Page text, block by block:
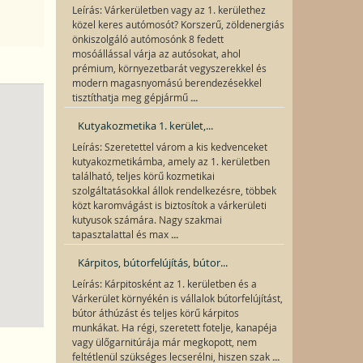
Leírás: Várkerületben vagy az 1. kerülethez
közel keres autómosót? Korszerű, zöldenergiás
önkiszolgáló autómosónk 8 fedett
mosóállással várja az autósokat, ahol
prémium, környezetbarát vegyszerekkel és
modern magasnyomású berendezésekkel
tisztíthatja meg gépjármű ...
Kutyakozmetika 1. kerület,...
Leírás: Szeretettel várom a kis kedvenceket
kutyakozmetikámba, amely az 1. kerületben
található, teljes körű kozmetikai
szolgáltatásokkal állok rendelkezésre, többek
közt karomvágást is biztosítok a várkerületi
kutyusok számára. Nagy szakmai
tapasztalattal és max ...
Kárpitos, bútorfelújítás, bútor...
Leírás: Kárpitosként az 1. kerületben és a
Várkerület környékén is vállalok bútorfelújítást,
bútor áthúzást és teljes körű kárpitos
munkákat. Ha régi, szeretett fotelje, kanapéja
vagy ülőgarnitúrája már megkopott, nem
feltétlenül szükséges lecserélni, hiszen szak ...